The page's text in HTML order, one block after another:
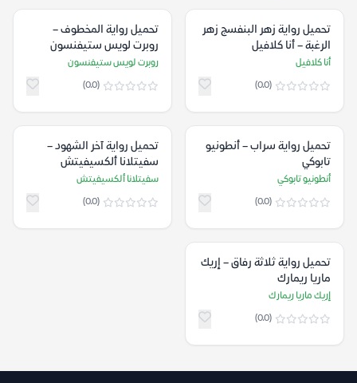
تحميل رواية زهر البنفسج زهر
الرغبة – أنا كلافيل
أنا كلافيل
(0.0)
تحميل رواية المخطوف –
روبرت لويس ستيفنسون
روبرت لويس ستيفنسون
(0.0)
تحميل رواية سراب – أنطونيو
تابوكي
أنطونيو تابوكي
(0.0)
تحميل رواية آخر الشهود –
سفيتلانا ألكسيفيتش
سفيتلانا ألكسيفيتش
(0.0)
تحميل رواية ثلاثة رفاق – إريك
ماريا ريمارك
إريك ماريا ريمارك
(0.0)